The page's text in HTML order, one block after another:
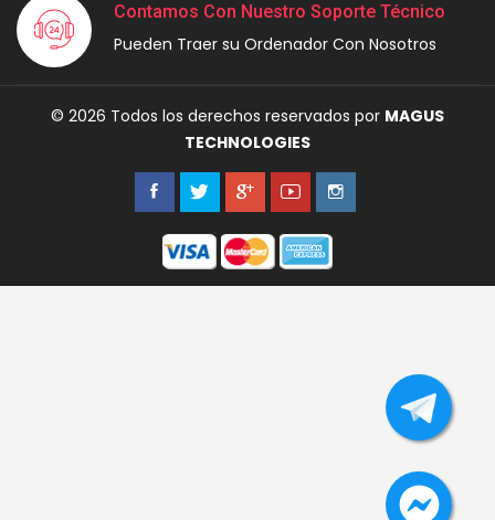
Contamos Con Nuestro Soporte Técnico
Pueden Traer su Ordenador Con Nosotros
© 2026 Todos los derechos reservados por MAGUS
TECHNOLOGIES